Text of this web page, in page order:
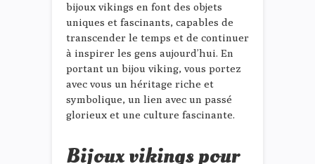
bijoux vikings en font des objets
uniques et fascinants, capables de
transcender le temps et de continuer
à inspirer les gens aujourd’hui. En
portant un bijou viking, vous portez
avec vous un héritage riche et
symbolique, un lien avec un passé
glorieux et une culture fascinante.
Bijoux vikings pour